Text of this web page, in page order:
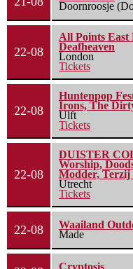
Doornroosje
22-08
All Points East
Deafheaven
London
Tickets
22-08
Huntenpop
Irons, The
Ulft
Tickets
22-08
DUISTER
Worship,
Modder, Terzij
Utrecht
Tickets
22-08
Waailand
Made